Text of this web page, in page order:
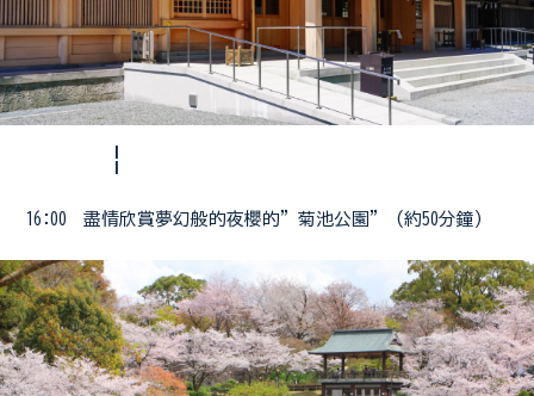
¦
16:00 盡情欣賞夢幻般的夜櫻的”菊池公園” (約50分鐘)